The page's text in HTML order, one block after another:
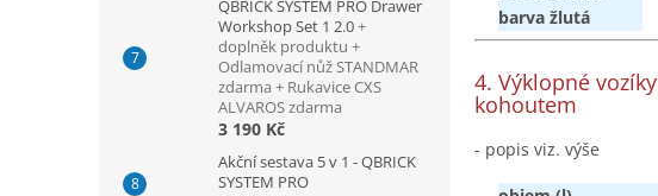
QBRICK SYSTEM PRO Drawer
Workshop Set 1 2.0+
doplněk produktu +
Odlamovací nůž STANDMAR
zdarma + Rukavice CXS
ALVAROS zdarma
3 190 Kč
Akční sestava 5 v 1 - QBRICK
SYSTEM PRO
barva žlutá
4. Výklopné vozíky
kohoutem
- popis viz. výše